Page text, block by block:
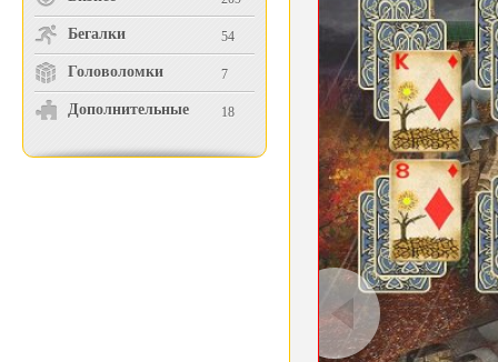
Бегалки 54
Головоломки 7
Дополнительные 18